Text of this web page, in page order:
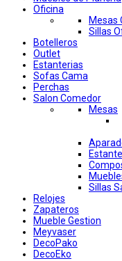
Oficina
Mesas
Sillas
Botelleros
Outlet
Estanterias
Sofas Cama
Perchas
Salon Comedor
Mesas
Sillas
Relojes
Zapateros
Mueble Gestion
Meyvaser
DecoPako
DecoEko